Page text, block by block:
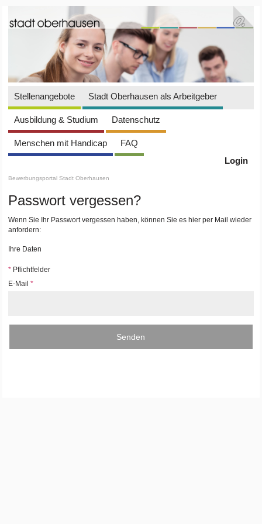
Stellenangebote Stadt Oberhausen als Arbeitgeber
Ausbildung & Studium Datenschutz
Menschen mit Handicap
FAQ
Login
Bewerbungsportal Stadt Oberhausen
Passwort vergessen?
Wenn Sie Ihr Passwort vergessen haben, können Sie es hier per Mail wieder
anfordern:
Ihre Daten
* Pflichtfelder
E-Mail*
Senden